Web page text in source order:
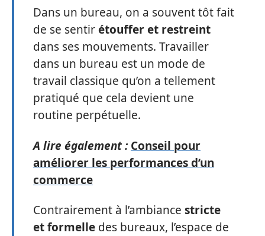
Dans un bureau, on a souvent tôt fait
de se sentirétouffer et restreint
dans ses mouvements. Travailler
dans un bureau est un mode de
travail classique qu’on a tellement
pratiqué que cela devient une
routine perpétuelle.
A lire également : Conseil pour
améliorer les performances d’un
commerce
Contrairement à l’ambiance stricte
et formelle des bureaux, l’espace de